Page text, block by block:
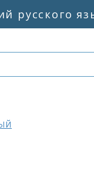
русского